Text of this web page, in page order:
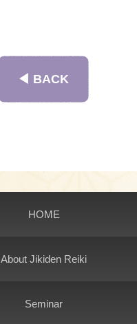
◀︎ BACK
HOME
About Jikiden Reiki
Seminar